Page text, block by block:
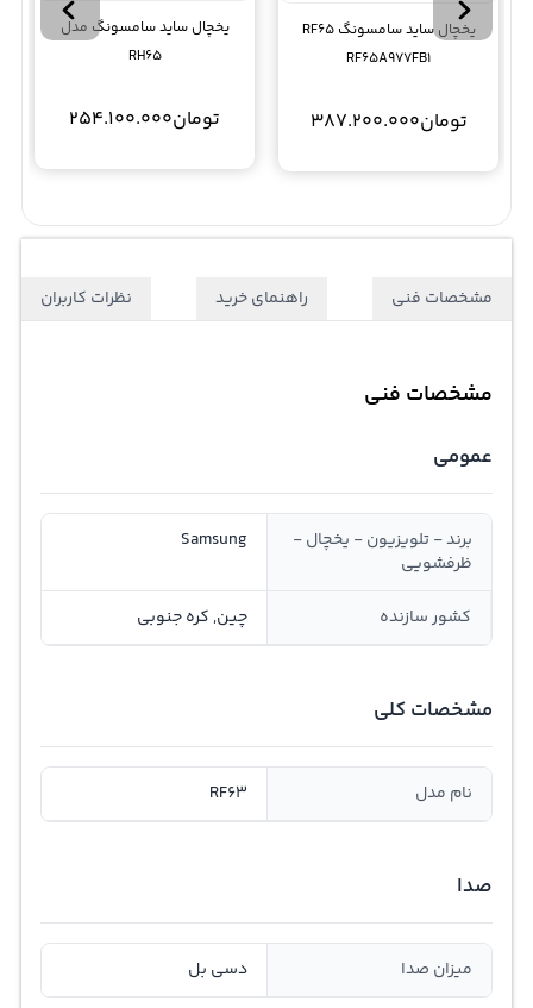
یخچال ساید سامسونگ RF65
RF65A977FB1
تومان387.200.000
یخچال ساید سامسونگ مدل
RH65
تومان254.100.000
مشخصات فنی راهنمای خرید نظرات کاربران
مشخصات فنی
عمومی
برند - تلویزیون - یخچال -
ظرفشویی
Samsung
کشور سازنده چین, کره جنوبی
مشخصات کلی
نام مدل RF63
صدا
میزان صدا دسی بل